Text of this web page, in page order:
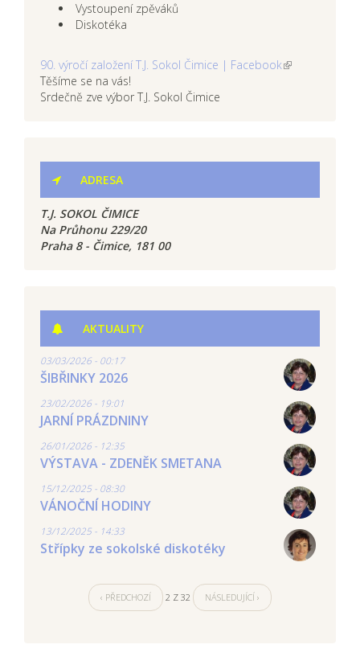
Vystoupení zpěváků
Diskotéka
90. výročí založení T.J. Sokol Čimice | Facebook
Těšíme se na vás!
Srdečně zve výbor T.J. Sokol Čimice
ADRESA
T.J. SOKOL ČIMICE
Na Průhonu 229/20
Praha 8 - Čimice, 181 00
AKTUALITY
03/03/2026 - 00:17
ŠIBŘINKY 2026
23/02/2026 - 19:01
JARNÍ PRÁZDNINY
26/01/2026 - 12:35
VÝSTAVA - ZDENĚK SMETANA
15/12/2025 - 08:30
VÁNOČNÍ HODINY
13/12/2025 - 14:33
Střípky ze sokolské diskotéky
‹ PŘEDCHOZÍ 2 Z 32 NÁSLEDUJÍCÍ ›